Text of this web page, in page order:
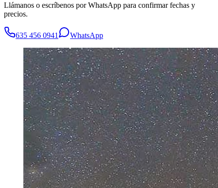
Llámanos o escríbenos por WhatsApp para confirmar fechas y
precios.
635 456 0941 WhatsApp